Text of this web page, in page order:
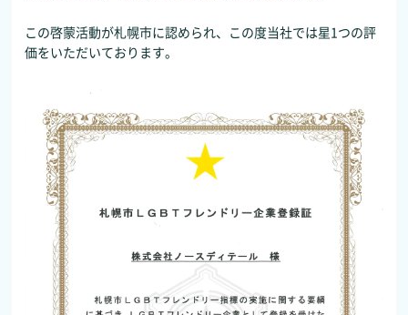
この啓蒙活動が札幌市に認められ、この度当社では星1つの評
価をいただいております。